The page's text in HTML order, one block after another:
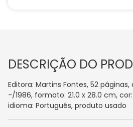
DESCRIÇÃO DO
Editora: Martins Fontes, 52
-/1986, formato: 21.0 x 28.0 cm,
idioma: Português, produto usado